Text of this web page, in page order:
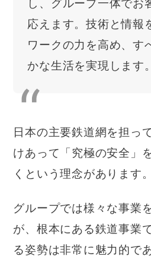
し、グループ一体でお
応えます。技術と情報
ワークの力を高め、す
かな生活を実現します。
日本の主要鉄道網を担っ
けあって「究極の安全」
くという理念があります。
グループでは様々な事業
が、根本にある鉄道事業
る姿勢は非常に魅力的で